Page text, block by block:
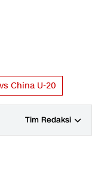
China U-20
Tim Redaksi